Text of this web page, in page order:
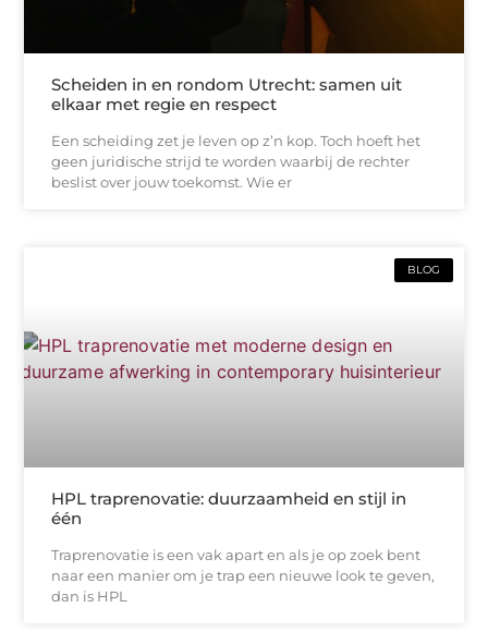
Scheiden in en rondom Utrecht: samen uit
elkaar met regie en respect
Een scheiding zet je leven op z’n kop. Toch hoeft het
geen juridische strijd te worden waarbij de rechter
beslist over jouw toekomst. Wie er
BLOG
HPL traprenovatie: duurzaamheid en stijl in
één
Traprenovatie is een vak apart en als je op zoek bent
naar een manier om je trap een nieuwe look te geven,
dan is HPL